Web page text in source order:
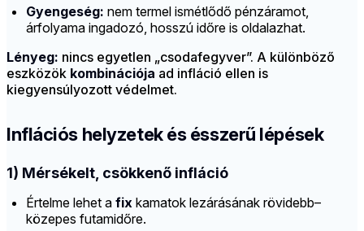
Gyengeség: nem termel ismétlődő pénzáramot,
árfolyama ingadozó, hosszú időre is oldalazhat.
Lényeg: nincs egyetlen „csodafegyver”. A különböző
eszközök kombinációja ad infláció ellen is
kiegyensúlyozott védelmet.
Inflációs helyzetek és ésszerű lépések
1) Mérsékelt, csökkenő infláció
Értelme lehet a fix kamatok lezárásának rövidebb–
közepes futamidőre.